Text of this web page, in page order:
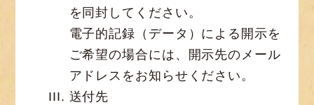
を同封してください。
電子的記録（データ）による開示を
ご希望の場合には、開示先のメール
アドレスをお知らせください。
送付先